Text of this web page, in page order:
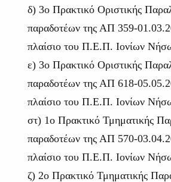
δ) 3ο Πρακτικό Οριστικής
παραδοτέων της ΑΠ 359-
πλαίσιο του Π.Ε.Π. Ιονίων
ε) 3ο Πρακτικό Οριστικής
παραδοτέων της ΑΠ 618-
πλαίσιο του Π.Ε.Π. Ιονίων
στ) 1ο Πρακτικό Τμηματικής
παραδοτέων της ΑΠ 570-
πλαίσιο του Π.Ε.Π. Ιονίων
ζ) 2ο Πρακτικό Τμηματικής